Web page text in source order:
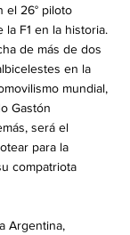
el 26° piloto
F1 en la historia.
de más de dos
en la
mundial,
Gastón
será el
para la
compatriota
Argentina,